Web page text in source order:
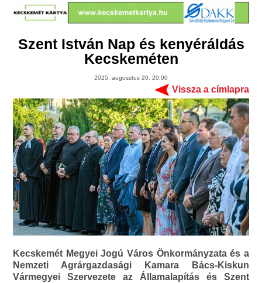
Szent István Nap és kenyéráldás
Kecskeméten
2025. augusztus 20. 20:00
Vissza a címlapra
Kecskemét Megyei Jogú Város Önkormányzata és a
Nemzeti Agrárgazdasági Kamara Bács-Kiskun
Vármegyei Szervezete az Államalapítás és Szent